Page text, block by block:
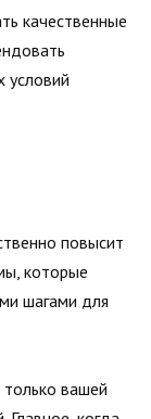
качественные
условий
повысит
которые
шагами для
вашей